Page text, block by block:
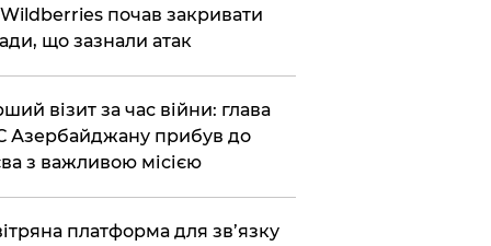
почав закривати
що зазнали атак
візит за час війни: глава
Азербайджану прибув до
з важливою місією
платформа для зв’язку